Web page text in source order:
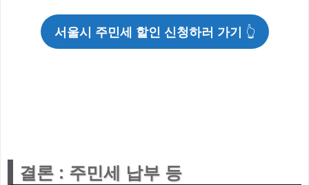
서울시 주민세 할인 신청하러 가기 👆
결론 : 주민세 납부 등